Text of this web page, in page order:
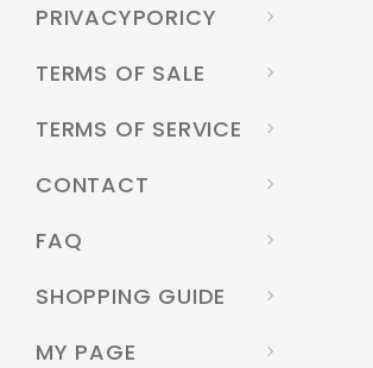
PRIVACYPORICY
TERMS OF SALE
TERMS OF SERVICE
CONTACT
FAQ
SHOPPING GUIDE
MY PAGE